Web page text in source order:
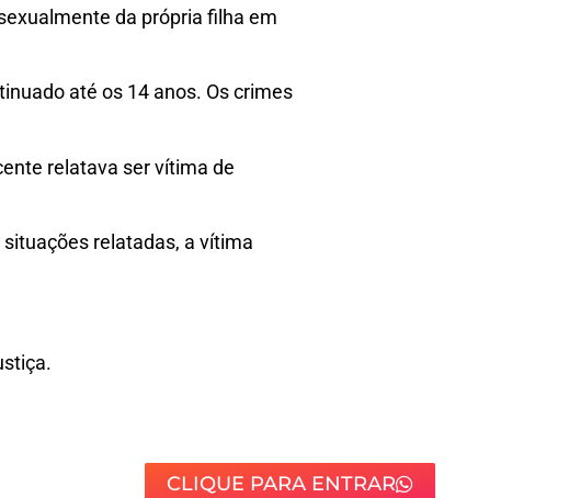
da própria filha em
até os 14 anos. Os crimes
relatava ser vítima de
relatadas, a vítima
CLIQUE PARA ENTRAR